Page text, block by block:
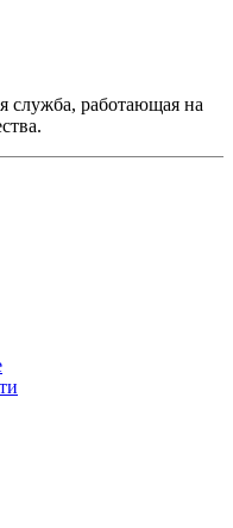
служба, работающая на